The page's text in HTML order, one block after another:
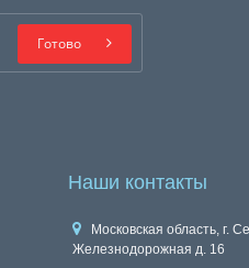
Готово
Наши контакты
Московская область, г.
Железнодорожная д. 16